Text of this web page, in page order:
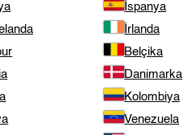
İspanya
İrlanda
Belçika
Danimarka
Kolombiya
Venezuela